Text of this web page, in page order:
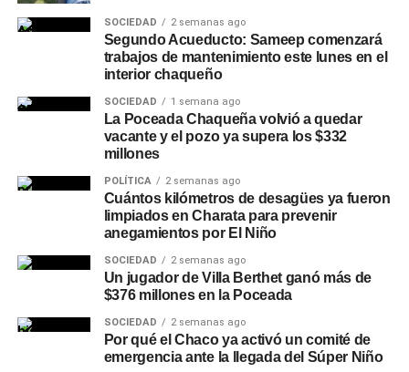
SOCIEDAD 2 semanas ago
Segundo Acueducto: Sameep comenzará
trabajos de mantenimiento este lunes en el
interior chaqueño
SOCIEDAD 1 semana ago
La Poceada Chaqueña volvió a quedar
vacante y el pozo ya supera los $332
millones
POLÍTICA 2 semanas ago
Cuántos kilómetros de desagües ya fueron
limpiados en Charata para prevenir
anegamientos por El Niño
SOCIEDAD 2 semanas ago
Un jugador de Villa Berthet ganó más de
$376 millones en la Poceada
SOCIEDAD 2 semanas ago
Por qué el Chaco ya activó un comité de
emergencia ante la llegada del Súper Niño